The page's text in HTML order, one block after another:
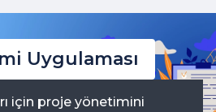
Uygulaması
için proje yönetimini